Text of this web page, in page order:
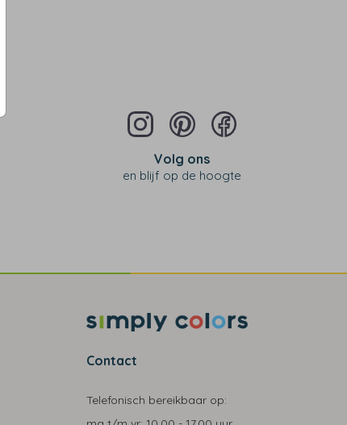
Volg ons
en blijf op de hoogte
Contact
Telefonisch bereikbaar op: